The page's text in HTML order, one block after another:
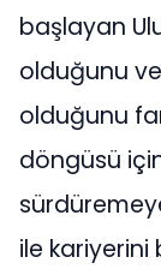
başlayan
olduğunu
olduğunu
döngüsü
ile